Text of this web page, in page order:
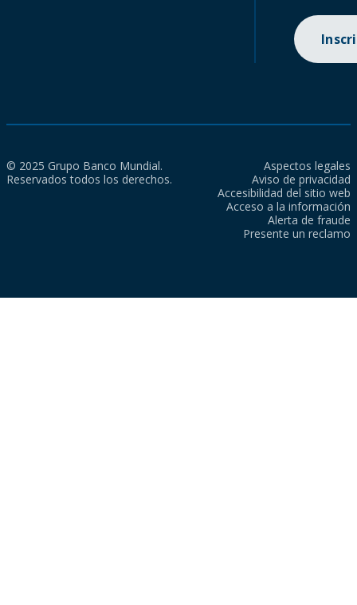
© 2025 Grupo Banco Mundial.
Reservados todos los derechos.
Aspectos legales
Aviso de privacidad
Accesibilidad del sitio web
Acceso a la información
Alerta de fraude
Presente un reclamo